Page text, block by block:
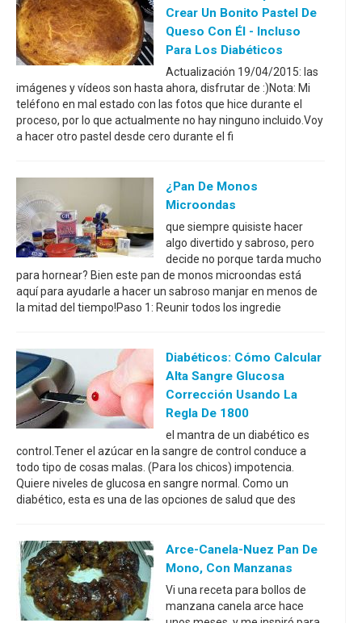
Crear Un Bonito Pastel De
Queso Con Él - Incluso
Para Los Diabéticos
Actualización 19/04/2015: las
imágenes y vídeos son hasta ahora, disfrutar de :)Nota: Mi
teléfono en mal estado con las fotos que hice durante el
proceso, por lo que actualmente no hay ninguno incluido.Voy
a hacer otro pastel desde cero durante el fi
¿Pan De Monos
Microondas
que siempre quisiste hacer
algo divertido y sabroso, pero
decide no porque tarda mucho
para hornear? Bien este pan de monos microondas está
aquí para ayudarle a hacer un sabroso manjar en menos de
la mitad del tiempo!Paso 1: Reunir todos los ingredie
Diabéticos: Cómo Calcular
Alta Sangre Glucosa
Corrección Usando La
Regla De 1800
el mantra de un diabético es
control.Tener el azúcar en la sangre de control conduce a
todo tipo de cosas malas. (Para los chicos) impotencia.
Quiere niveles de glucosa en sangre normal. Como un
diabético, esta es una de las opciones de salud que des
Arce-Canela-Nuez Pan De
Mono, Con Manzanas
Vi una receta para bollos de
manzana canela arce hace